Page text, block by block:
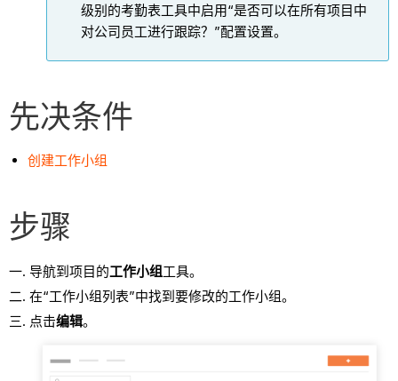
级别的考勤表工具中启用“是否可以在所有项目中
对公司员工进行跟踪？”配置设置。
先决条件
创建工作小组
步骤
导航到项目的工作小组工具。
在“工作小组列表”中找到要修改的工作小组。
点击编辑。